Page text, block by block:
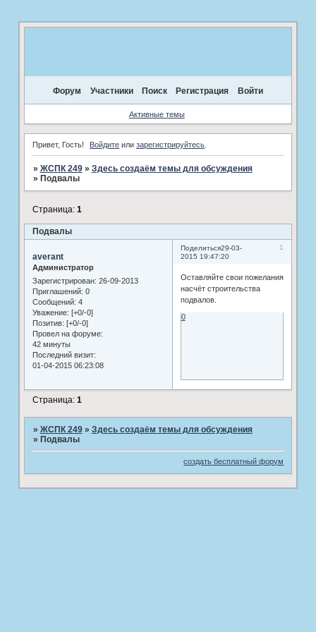
Форум Участники Поиск Регистрация Войти
Активные темы
Привет, Гость! Войдите илизарегистрируйтесь
» ЖСПК 249 » Здесь создаём темы для обсуждения
» Подвалы
Подвалы
Страница: 1
Поделиться 1
29-03-
2015 19:47:20
averant
Администратор
Зарегистрирован: 26-09-2013
Приглашений: 0
Сообщений: 4
Уважение: [+0/-0]
Позитив: [+0/-0]
Провел на форуме:
42 минуты
Последний визит:
01-04-2015 06:23:08
Оставляйте свои пожелания
насчёт строительства
подвалов.
0
Страница: 1
» ЖСПК 249 » Здесь создаём темы для обсуждения
» Подвалы
создать бесплатный форум